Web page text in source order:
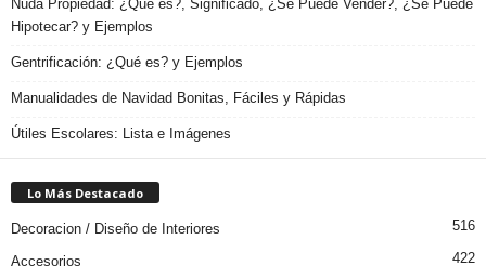
Nuda Propiedad: ¿Qué es?, Significado, ¿Se Puede Vender?, ¿Se Puede
Hipotecar? y Ejemplos
Gentrificación: ¿Qué es? y Ejemplos
Manualidades de Navidad Bonitas, Fáciles y Rápidas
Útiles Escolares: Lista e Imágenes
Lo Más Destacado
Decoracion / Diseño de Interiores 516
Accesorios 422